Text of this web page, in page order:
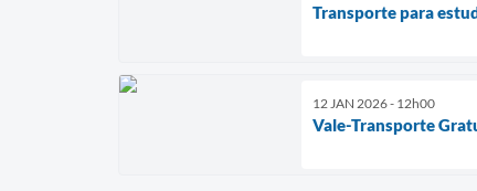
Transporte para
12 JAN 2026 - 12h00
Vale-Transporte